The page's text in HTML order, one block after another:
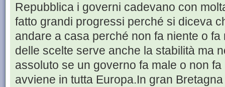
Repubblica i governi cadevano con
fatto grandi progressi perché si diceva
andare a casa perché non fa niente o
delle scelte serve anche la stabilità ma
assoluto se un governo fa male o non
avviene in tutta Europa.In gran